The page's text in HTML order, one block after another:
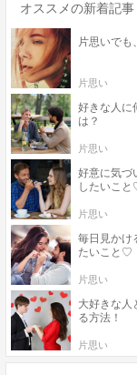
オススメの新着記事
片思いでも
片思い
好きな人に
は？
片思い
好意に気づ
したいこ
片思い
毎日見かけ
たいこと♡
片思い
大好きな人
る方法！
片思い